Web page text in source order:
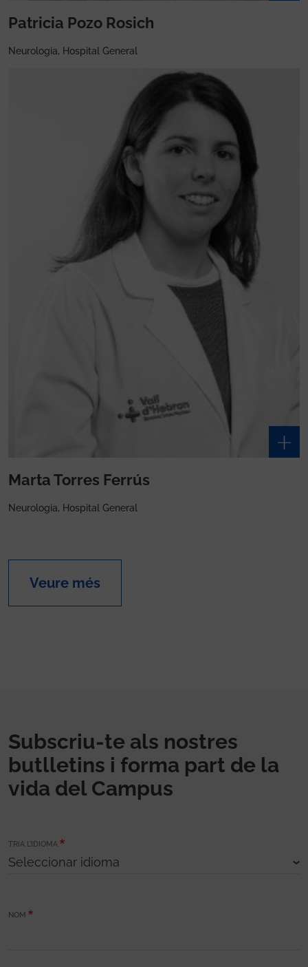
Patricia Pozo Rosich
Neurologia, Hospital General
Marta Torres Ferrús
Neurologia, Hospital General
Veure més
Subscriu-te als nostres
butlletins i forma part de la
vida del Campus
TRIA L’IDIOMA
NOM